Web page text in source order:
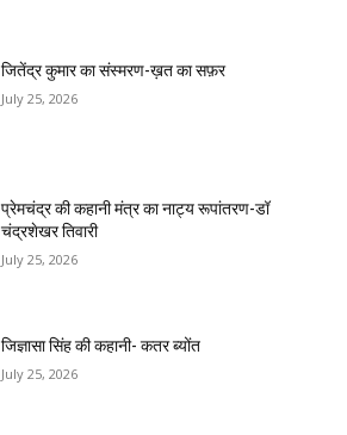
जितेंद्र कुमार का संस्मरण-ख़त का सफ़र
July 25, 2026
प्रेमचंद्र की कहानी मंत्र का नाट्य रूपांतरण-डॉ
चंद्रशेखर तिवारी
July 25, 2026
जिज्ञासा सिंह की कहानी- कतर ब्योंत
July 25, 2026